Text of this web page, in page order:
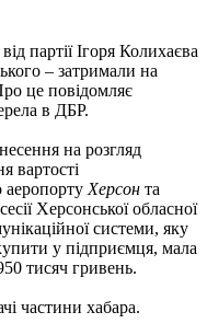
партії Ігоря Колихаєва
– затримали на
це повідомляє
в ДБР.
на розгляд
вартості
аеропорту Херсон та
Херсонської обласної
системи, яку
у підприємця, мала
тисяч гривень.
частини хабара.